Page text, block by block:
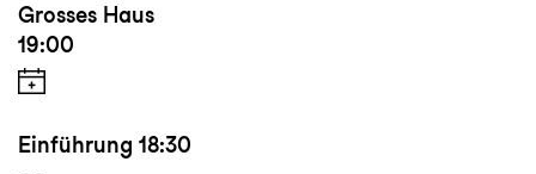
Grosses Haus
19:00
Einführung 18:30